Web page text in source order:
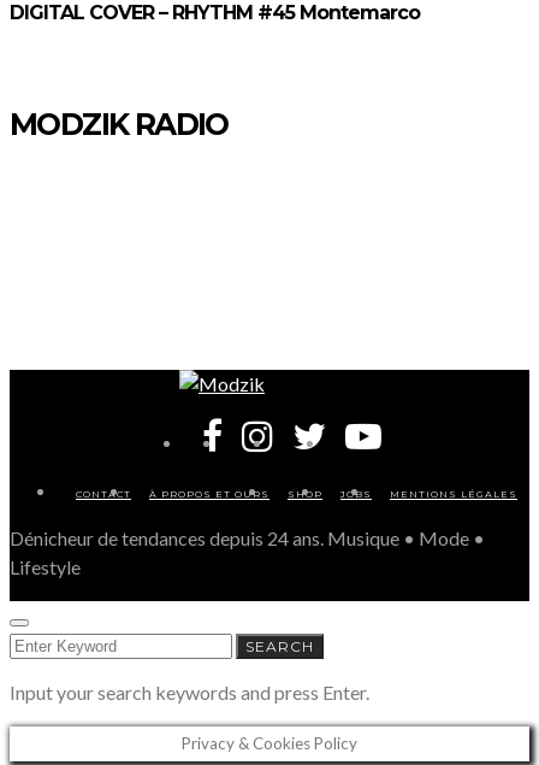
DIGITAL COVER – RHYTHM #45 Montemarco
MODZIK RADIO
CONTACT À PROPOS ET OURS SHOP JOBS MENTIONS LÉGALES
Dénicheur de tendances depuis 24 ans. Musique • Mode •
Lifestyle
SEARCH
FOR:
SEARCH
Input your search keywords and press Enter.
Privacy & Cookies Policy